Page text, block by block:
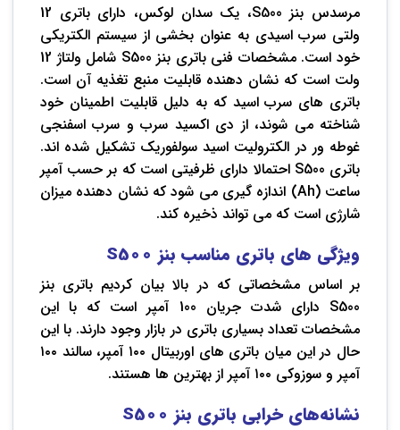
مرسدس بنز S500، یک سدان لوکس، دارای باتری 12
ولتی سرب اسیدی به عنوان بخشی از سیستم الکتریکی
خود است. مشخصات فنی باتری بنز S500 شامل ولتاژ 12
ولت است که نشان دهنده قابلیت منبع تغذیه آن است.
باتری های سرب اسید که به دلیل قابلیت اطمینان خود
شناخته می شوند، از دی اکسید سرب و سرب اسفنجی
غوطه ور در الکترولیت اسید سولفوریک تشکیل شده اند.
باتری S500 احتمالا دارای ظرفیتی است که بر حسب آمپر
ساعت (Ah) اندازه گیری می شود که نشان دهنده میزان
شارژی است که می تواند ذخیره کند.
ویژگی های باتری مناسب بنز S500
بر اساس مشخصاتی که در بالا بیان کردیم باتری بنز
S500 دارای شدت جریان 100 آمپر است که با این
مشخصات تعداد بسیاری باتری در بازار وجود دارند. با این
حال در این میان باتری های اوربیتال ۱۰۰ آمپر، سالند ۱۰۰
آمپر و سوزوکی ۱۰۰ آمپر از بهترین ها هستند.
نشانه‌های خرابی باتری بنز S500